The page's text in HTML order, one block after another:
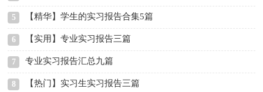
5 【精华】学生的实习报告合集5篇
6 【实用】专业实习报告三篇
7 专业实习报告汇总九篇
8 【热门】实习生实习报告三篇